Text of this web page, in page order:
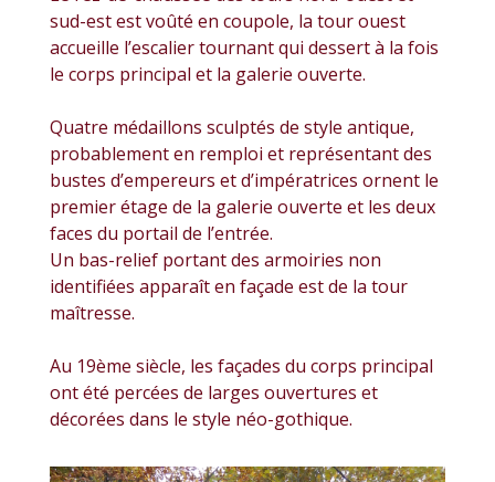
sud-est est voûté en coupole, la tour ouest
accueille l’escalier tournant qui dessert à la fois
le corps principal et la galerie ouverte.
Quatre médaillons sculptés de style antique,
probablement en remploi et représentant des
bustes d’empereurs et d’impératrices ornent le
premier étage de la galerie ouverte et les deux
faces du portail de l’entrée.
Un bas-relief portant des armoiries non
identifiées apparaît en façade est de la tour
maîtresse.
Au 19ème siècle, les façades du corps principal
ont été percées de larges ouvertures et
décorées dans le style néo-gothique.